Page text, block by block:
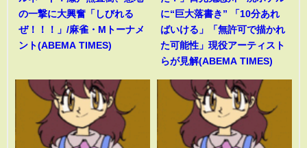
の一撃に大興奮「しびれる
ぜ！！！」/麻雀・Mトーナメ
ント(ABEMA TIMES)
に“巨大落書き” 「10分あれ
ばいける」「無許可で描かれ
た可能性」現役アーティスト
らが見解(ABEMA TIMES)